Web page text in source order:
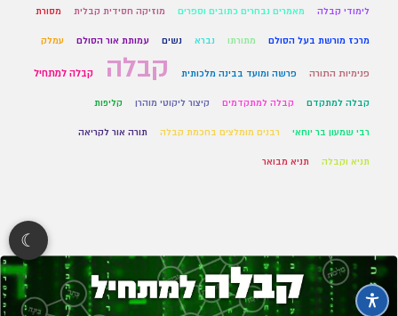
לימודי קבלה מאמרים נבחרים כתובים וספרים מוזיקה חסידית קבלית מסורת
מרכז מורשת בעל הסולם מתורתו נברא נשים עמותת אור הסולם עמלק
פנימיות התורה פרשה ומועד בבינה מלכותית קבלה קבלה למתחיל
קבלה למתקדם קבלה למתקדמים קיצור ליקוטי מוהרן קליפות
רבי שמעון בר יוחאי רבנים מומלצים בחכמת קבלה תורה אור לקריאה
תניא וקבלה תניא מבואר
☾